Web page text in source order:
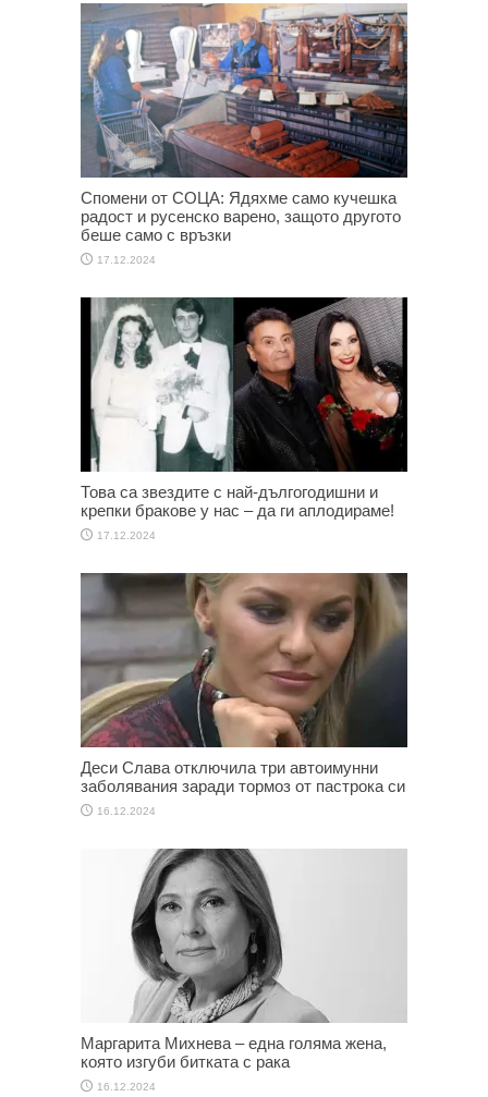
Спомени от СОЦА: Ядяхме само кучешка
радост и русенско варено, защото другото
беше само с връзки
17.12.2024
Това са звездите с най-дългогодишни и
крепки бракове у нас – да ги аплодираме!
17.12.2024
Деси Слава отключила три автоимунни
заболявания заради тормоз от пастрока си
16.12.2024
Маргарита Михнева – една голяма жена,
която изгуби битката с рака
16.12.2024